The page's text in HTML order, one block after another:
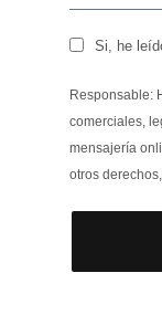
Si, he
Responsable:
comerciales,
mensajería
otros